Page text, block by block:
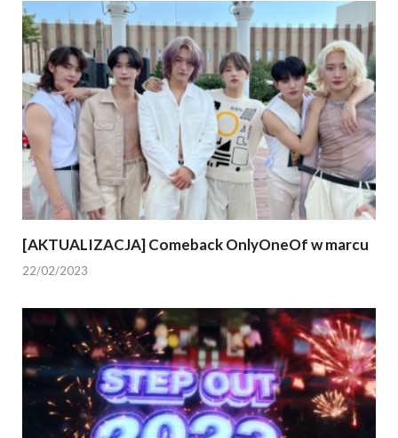
[AKTUALIZACJA] Comeback OnlyOneOf w marcu
22/02/2023